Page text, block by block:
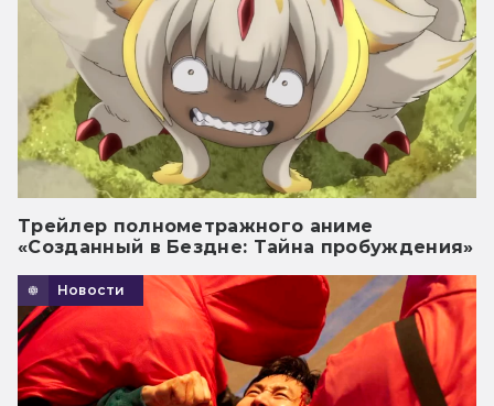
Трейлер полнометражного аниме
«Созданный в Бездне: Тайна пробуждения»
Новости